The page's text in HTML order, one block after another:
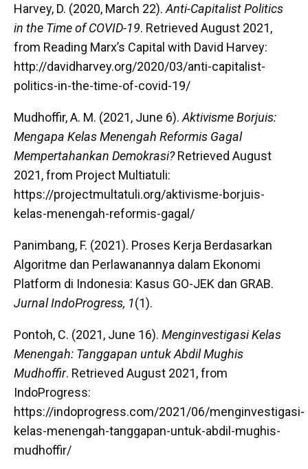
Harvey, D. (2020, March 22). Anti-Capitalist Politics
in the Time of COVID-19. Retrieved August 2021,
from Reading Marx’s Capital with David Harvey:
http://davidharvey.org/2020/03/anti-capitalist-
politics-in-the-time-of-covid-19/
Mudhoffir, A. M. (2021, June 6). Aktivisme Borjuis:
Mengapa Kelas Menengah Reformis Gagal
Mempertahankan Demokrasi?Retrieved August
2021, from Project Multiatuli:
https://projectmultatuli.org/aktivisme-borjuis-
kelas-menengah-reformis-gagal/
Panimbang, F. (2021). Proses Kerja Berdasarkan
Algoritme dan Perlawanannya dalam Ekonomi
Platform di Indonesia: Kasus GO-JEK dan GRAB.
Jurnal IndoProgress, 1(1).
Pontoh, C. (2021, June 16). Menginvestigasi Kelas
Menengah: Tanggapan untuk Abdil Mughis
Mudhoffir. Retrieved August 2021, from
IndoProgress:
https://indoprogress.com/2021/06/menginvestigasi-
kelas-menengah-tanggapan-untuk-abdil-mughis-
mudhoffir/